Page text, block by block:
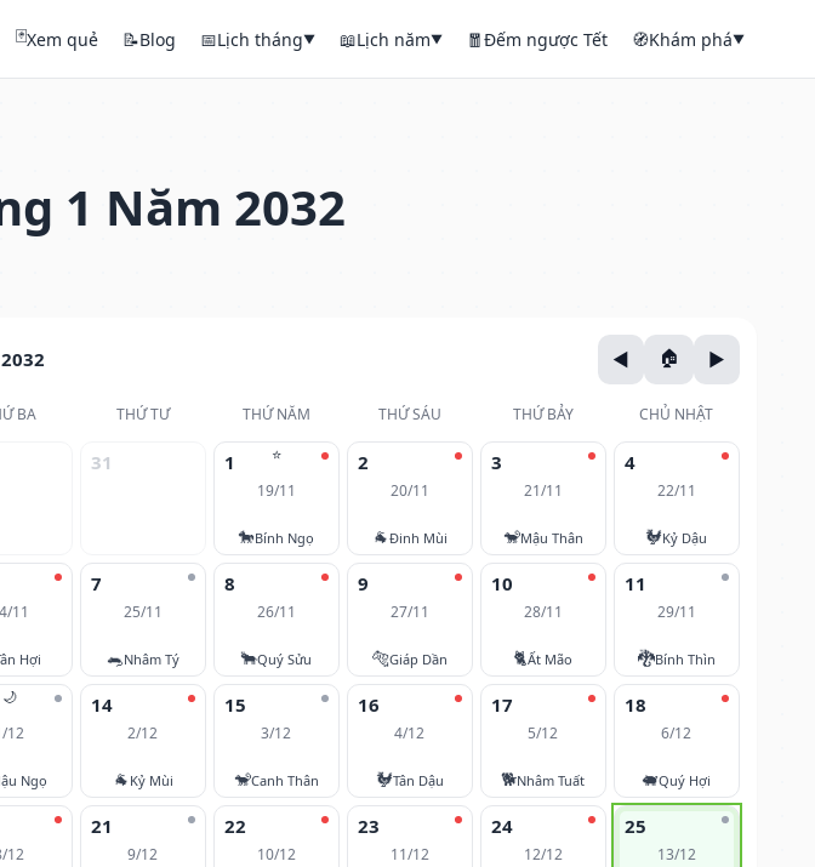
🃏Xem quẻ 📝Blog 📅Lịch tháng▼ 📖Lịch năm▼ 🧧Đếm ngược Tết 🧭Khám phá▼
1 Năm 2032
BA THỨ TƯ THỨ NĂM THỨ SÁU THỨ BẢY CHỦ NHẬT
31 ⭐
1
19/11
🐎Bính Ngọ
2
20/11
🐐Đinh Mùi
3
21/11
🐒Mậu Thân
4
22/11
🐓Kỷ Dậu
11
Hợi
7
25/11
🐀Nhâm Tý
8
26/11
🐂Quý Sửu
9
27/11
🐅Giáp Dần
10
28/11
🐈Ất Mão
11
29/11
🐉Bính Thìn
🌙
12
Ngọ
14
2/12
🐐 Kỷ Mùi
15
3/12
🐒Canh Thân
16
4/12
🐓Tân Dậu
17
5/12
🐕Nhâm Tuất
18
6/12
🐖Quý Hợi
12
21
9/12
22
10/12
23
11/12
24
12/12
25
13/12